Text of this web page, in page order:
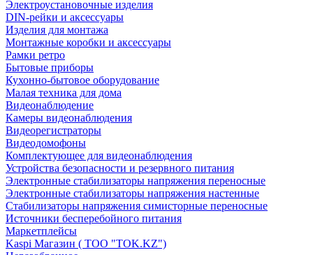
Электроустановочные изделия
DIN-рейки и аксессуары
Изделия для монтажа
Монтажные коробки и аксессуары
Рамки ретро
Бытовые приборы
Кухонно-бытовое оборудование
Малая техника для дома
Видеонаблюдение
Камеры видеонаблюдения
Видеорегистраторы
Видеодомофоны
Комплектующее для видеонаблюдения
Устройства безопасности и резервного питания
Электронные стабилизаторы напряжения переносные
Электронные стабилизаторы напряжения настенные
Стабилизаторы напряжения симисторные переносные
Источники бесперебойного питания
Маркетплейсы
Kaspi Магазин ( ТОО "TOK.KZ")